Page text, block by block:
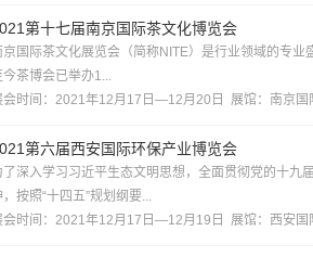
第十七届南京国际茶文化博览会
京国际茶文化展览会（简称NITE）是行业领域的专
今茶博会已举办1...
会时间：2021年12月17日—12月20日 展馆： 南京国
第六届西安国际环保产业博览会
了深入学习习近平生态文明思想，全面贯彻党的十九
，按照“十四五”规划纲要...
会时间：2021年12月17日—12月19日 展馆： 西安国